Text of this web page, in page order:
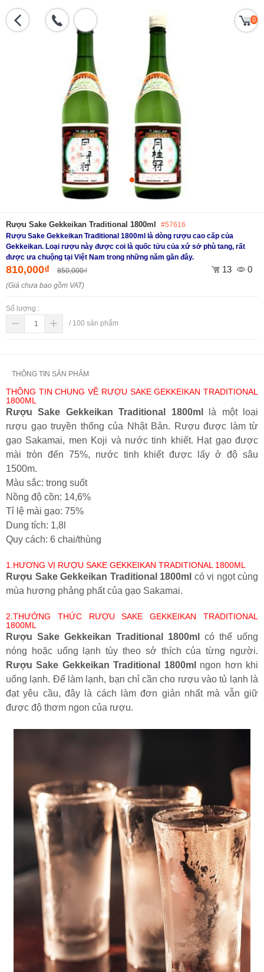
0
Rượu Sake Gekkeikan Traditional 1800ml #57616
Rượu Sake Gekkeikan Traditional 1800ml là dòng rượu cao cấp của
Gekkeikan. Loại rượu này được coi là quốc tửu của xứ sở phù tang, rất
được ưa chuộng tại Việt Nam trong những năm gần đây.
810,000₫ 850,000₫ 13 0
(Giá chưa bao gồm VAT)
Số lượng :
/ 100 sản phẩm
THÔNG TIN SẢN PHẨM
THÔNG TIN CHUNG VỀ RƯỢU SAKE GEKKEIKAN TRADITIONAL
1800ML
Rượu Sake Gekkeikan Traditional 1800ml
là một loại
rượu gạo truyền thống của Nhật Bản. Rượu được làm từ
gạo Sakamai, men Koji và nước tinh khiết. Hạt gạo được
mài tròn đến 75%, nước tinh khiết được lấy ở độ sâu
1500m.
Màu sắc: trong suốt
Nồng độ cồn: 14,6%
Tỉ lệ mài gạo: 75%
Dung tích: 1,8l
Quy cách: 6 chai/thùng
1.HƯƠNG VỊ RƯỢU SAKE GEKKEIKAN TRADITIONAL 1800ML
Rượu Sake Gekkeikan Traditional 1800ml có vị ngọt cùng
mùa hương phảng phất của gạo Sakamai.
2.THƯỞNG THỨC RƯỢU SAKE GEKKEIKAN TRADITIONAL
1800ML
Rượu Sake Gekkeikan Traditional 1800ml có thể uống
nóng hoặc uống lạnh tùy theo sở thích của từng người.
Rượu Sake Gekkeikan Traditional 1800ml ngon hơn khi
uống lạnh. Để làm lạnh, bạn chỉ cần cho rượu vào tủ lạnh là
đạt yêu cầu, đây là cách làm đơn giản nhất mà vẫn giữ
được độ thơm ngon của rượu.